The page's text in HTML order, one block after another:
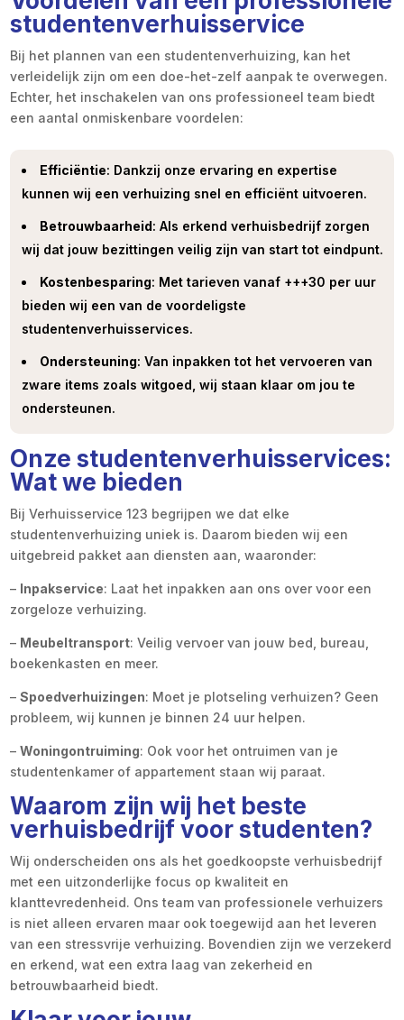
studentenverhuisservice
Bij het plannen van een studentenverhuizing, kan het
verleidelijk zijn om een doe-het-zelf aanpak te overwegen.
Echter, het inschakelen van ons professioneel team biedt
een aantal onmiskenbare voordelen:
Efficiëntie: Dankzij onze ervaring en expertise
kunnen wij een verhuizing snel en efficiënt uitvoeren.
Betrouwbaarheid: Als erkend verhuisbedrijf zorgen
wij dat jouw bezittingen veilig zijn van start tot eindpunt.
Kostenbesparing: Met tarieven vanaf +++30 per uur
bieden wij een van de voordeligste
studentenverhuisservices.
Ondersteuning: Van inpakken tot het vervoeren van
zware items zoals witgoed, wij staan klaar om jou te
ondersteunen.
Onze studentenverhuisservices:
Wat we bieden
Bij Verhuisservice 123 begrijpen we dat elke
studentenverhuizing uniek is. Daarom bieden wij een
uitgebreid pakket aan diensten aan, waaronder:
– Inpakservice: Laat het inpakken aan ons over voor een
zorgeloze verhuizing.
– Meubeltransport: Veilig vervoer van jouw bed, bureau,
boekenkasten en meer.
–Spoedverhuizingen: Moet je plotseling verhuizen? Geen
probleem, wij kunnen je binnen 24 uur helpen.
–Woningontruiming: Ook voor het ontruimen van je
studentenkamer of appartement staan wij paraat.
Waarom zijn wij het beste
verhuisbedrijf voor studenten?
Wij onderscheiden ons als het goedkoopste verhuisbedrijf
met een uitzonderlijke focus op kwaliteit en
klanttevredenheid. Ons team van professionele verhuizers
is niet alleen ervaren maar ook toegewijd aan het leveren
van een stressvrije verhuizing. Bovendien zijn we verzekerd
en erkend, wat een extra laag van zekerheid en
betrouwbaarheid biedt.